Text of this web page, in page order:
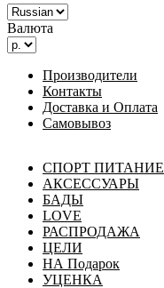
Валюта
Производители
Контакты
Доставка и Оплата
Самовывоз
СПОРТ ПИТАНИЕ
АКСЕССУАРЫ
БАДЫ
LOVE
РАСПРОДАЖА
ЦЕЛИ
НА Подарок
УЦЕНКА